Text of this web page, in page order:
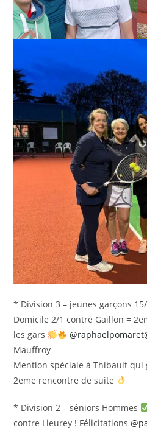
* Division 3 – jeunes garçons
Domicile 2/1 contre Gaillon =
les gars
@raphaelpomaret
Mauffroy
Mention spéciale à Thibault qui
2eme rencontre de suite
* Division 2 – séniors Hommes
contre Lieurey ! Félicitations